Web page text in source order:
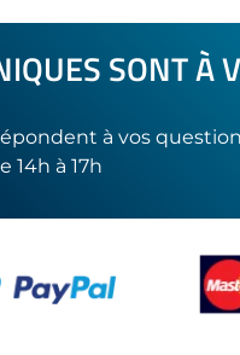
SONT À
à vos
14h à 17h